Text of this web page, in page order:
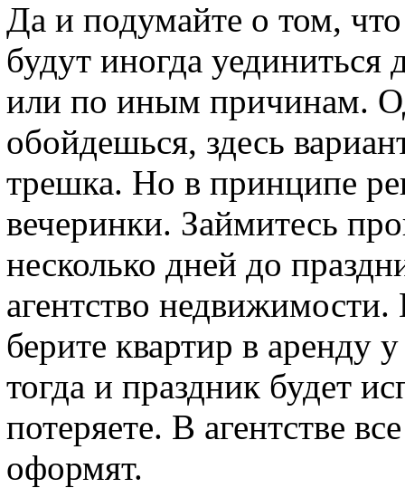
Да и подумайте о том,
будут иногда уединиться
или по иным причинам.
обойдешься, здесь
трешка. Но в принципе
вечеринки. Займитесь
несколько дней до
агентство
берите квартир в аренду
тогда и праздник будет
потеряете. В агентстве
оформят.